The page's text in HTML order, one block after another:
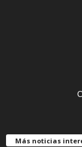
Más noticias